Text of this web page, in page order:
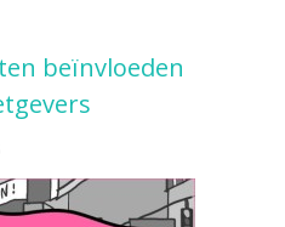
beïnvloeden